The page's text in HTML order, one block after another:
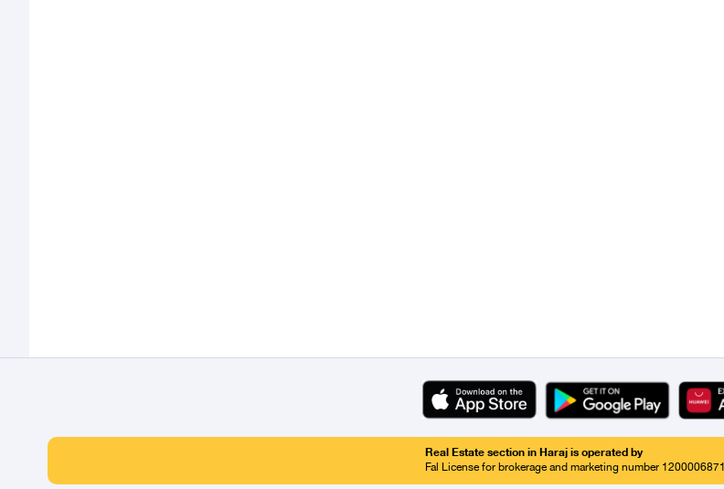
Real Estate section in Haraj is operated by
Fal License for brokerage and marketing number 1200006871